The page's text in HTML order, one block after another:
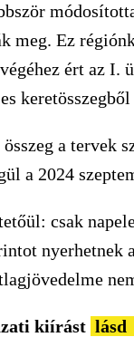
meg. Ez
ért az I.
összeg a tervek
a 2024
csak
nyerhetnek
kiírást lásd